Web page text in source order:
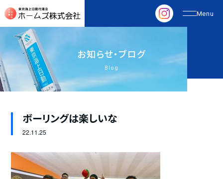
お知らせ・ブログ
Blog
ボーリングは楽しいな
22.11.25